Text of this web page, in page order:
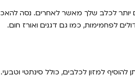
לכלב שלך מאשר לאחרים. נסה
לפחמימות, כמו גם דגנים ואורז חום.
להוסיף למזון לכלבים, כולל סינתטי